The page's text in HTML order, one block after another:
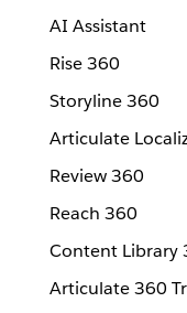
AI Assistant
Rise 360
Storyline 360
Articulate
Review 360
Reach 360
Content Library
Articulate 360